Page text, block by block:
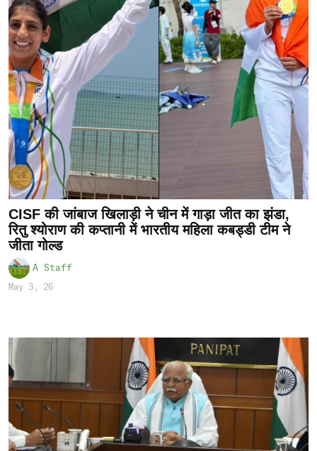
CISF की जांबाज खिलाड़ी ने चीन में गाड़ा जीत का झंडा,
रितु श्योराण की कप्तानी में भारतीय महिला कबड्डी टीम ने
जीता गोल्ड
A Staff
May 3, 26